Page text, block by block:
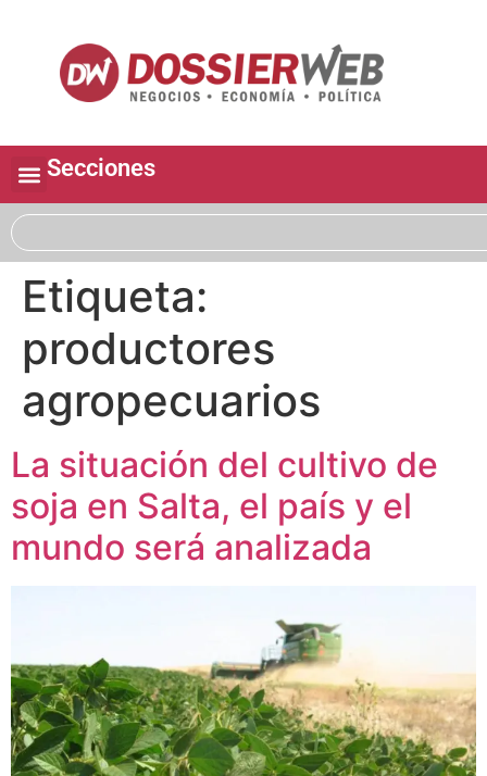
Secciones
Etiqueta:
productores
agropecuarios
La situación del cultivo de
soja en Salta, el país y el
mundo será analizada